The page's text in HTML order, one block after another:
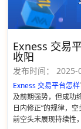
Exness 交易
收阳
发布时间： 2025-
Exness 交易平台怎样
及前期强势，但成功
日内修正”的规律，
前空头未展现持续性